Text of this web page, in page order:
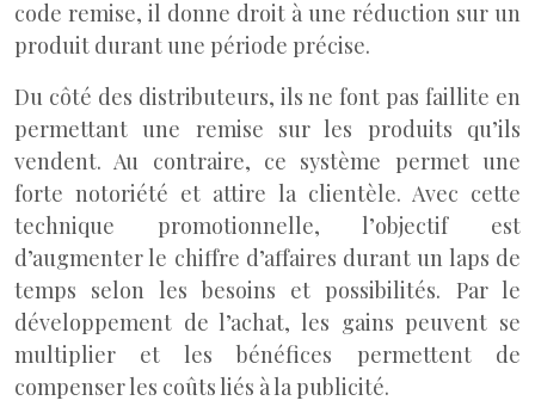
code remise, il donne droit à une réduction sur un
produit durant une période précise.
Du côté des distributeurs, ils ne font pas faillite en
permettant une remise sur les produits qu’ils
vendent. Au contraire, ce système permet une
forte notoriété et attire la clientèle. Avec cette
technique promotionnelle, l’objectif est
d’augmenter le chiffre d’affaires durant un laps de
temps selon les besoins et possibilités. Par le
développement de l’achat, les gains peuvent se
multiplier et les bénéfices permettent de
compenser les coûts liés à la publicité.